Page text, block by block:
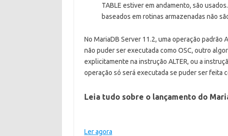
TABLE estiver em andamento, são
baseados em rotinas armazenadas não
No MariaDB Server 11.2, uma operação padrão
não puder ser executada como OSC, outro
explicitamente na instrução ALTER, ou a
operação só será executada se puder ser feita
Leia tudo sobre o lançamento do
Ler agora